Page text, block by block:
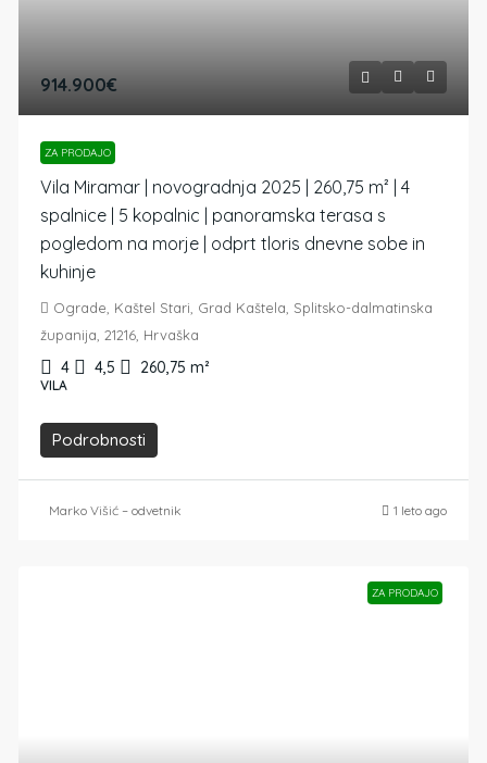
914.900€
ZA PRODAJO
Vila Miramar | novogradnja 2025 | 260,75 m² | 4
spalnice | 5 kopalnic | panoramska terasa s
pogledom na morje | odprt tloris dnevne sobe in
kuhinje
Ograde, Kaštel Stari, Grad Kaštela, Splitsko-dalmatinska
županija, 21216, Hrvaška
4 4,5 260,75 m²
VILA
Podrobnosti
Marko Višić – odvetnik 1 leto ago
ZA PRODAJO